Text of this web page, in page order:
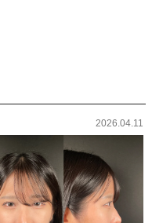
2026.04.11